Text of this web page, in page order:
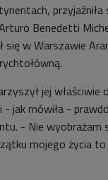
Benedetti
w Warszawie
jej właściwie
- jak mówiła -
- Nie wyobrażam
mojego życia to